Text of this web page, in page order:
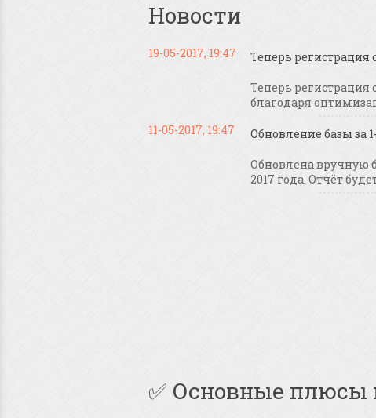
Новости
19-05-2017, 19:47 Теперь регистрация
Теперь регистрация
благодаря
11-05-2017, 19:47
Обновление базы за
Обновлена вручную
2017 года. Отчёт
✅ Основные